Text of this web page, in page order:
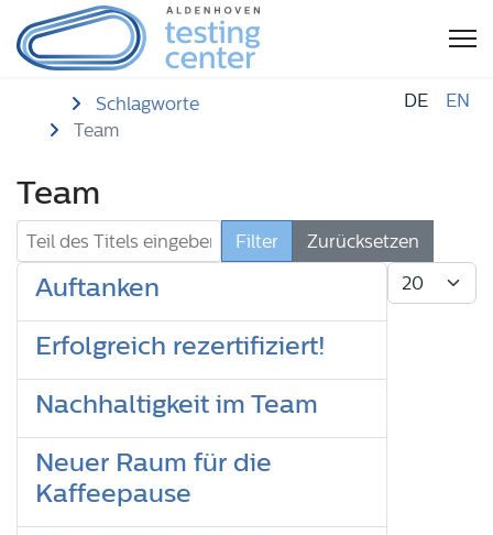
Startseite
Schlagworte
Team
DE EN
Team
Teil des Titels eingeben Filter
Zurücksetzen
Anzeige #
Auftanken
Erfolgreich rezertifiziert!
Nachhaltigkeit im Team
Neuer Raum für die
Kaffeepause